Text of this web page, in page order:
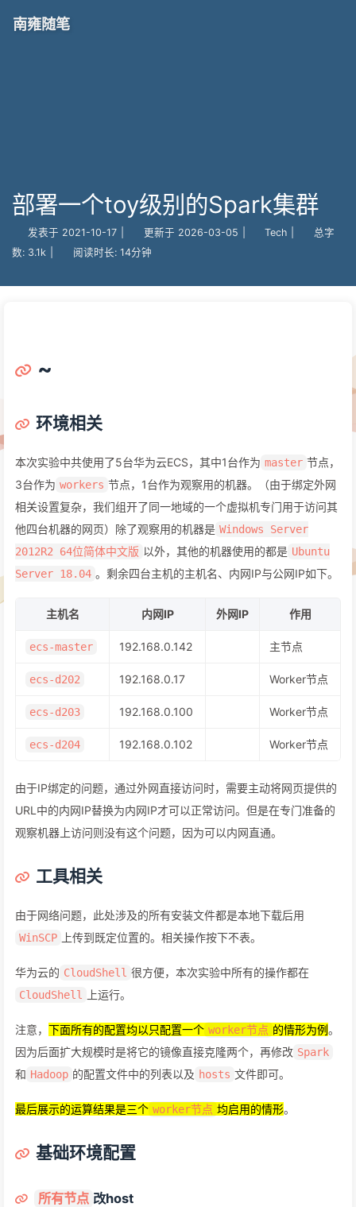
南雍随笔
部署一个toy级别的Spark集群
发表于 2021-10-17 更新于 2026-03-05 Tech
总字
数: 3.1k 阅读时长: 14分钟
~
环境相关
本次实验中共使用了5台华为云ECS，其中1台作为 master 节点，
3台作为 workers 节点，1台作为观察用的机器。（由于绑定外网
相关设置复杂，我们组开了同一地域的一个虚拟机专门用于访问其
他四台机器的网页）除了观察用的机器是 Windows Server
2012R2 64位简体中文版 以外，其他的机器使用的都是 Ubuntu
Server 18.04 。剩余四台主机的主机名、内网IP与公网IP如下。
主机名 内网IP 外网IP 作用
ecs-master 192.168.0.142 主节点
ecs-d202 192.168.0.17 Worker节点
ecs-d203 192.168.0.100 Worker节点
ecs-d204 192.168.0.102 Worker节点
由于IP绑定的问题，通过外网直接访问时，需要主动将网页提供的
URL中的内网IP替换为内网IP才可以正常访问。但是在专门准备的
观察机器上访问则没有这个问题，因为可以内网直通。
工具相关
由于网络问题，此处涉及的所有安装文件都是本地下载后用
WinSCP 上传到既定位置的。相关操作按下不表。
华为云的 CloudShell 很方便，本次实验中所有的操作都在
CloudShell 上运行。
注意， 下面所有的配置均以只配置一个 worker节点 的情形为例。
因为后面扩大规模时是将它的镜像直接克隆两个，再修改 Spark
和 Hadoop 的配置文件中的列表以及 hosts 文件即可。
最后展示的运算结果是三个 worker节点 均启用的情形。
基础环境配置
所有节点 改host